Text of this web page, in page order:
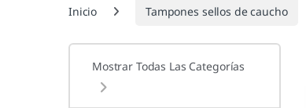
Inicio Tampones sellos de caucho
Mostrar Todas Las Categorías